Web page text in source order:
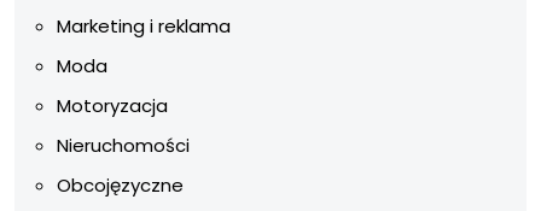
Marketing i reklama
Moda
Motoryzacja
Nieruchomości
Obcojęzyczne